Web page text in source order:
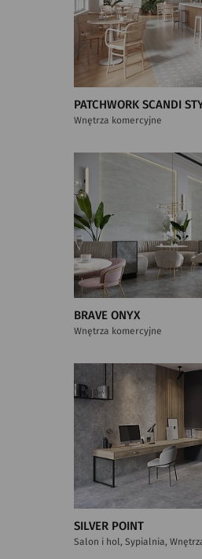
PATCHWORK SCANDI
Wnętrza komercyjne
BRAVE ONYX
Wnętrza komercyjne
SILVER POINT
Salon i hol, Sypialnia,